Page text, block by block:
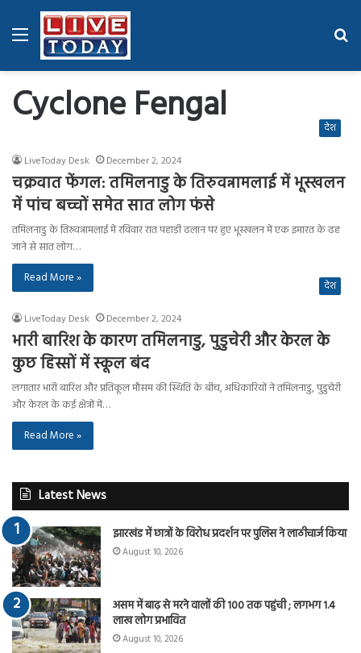
Menu
Cyclone Fengal देश
LiveToday Desk December 2, 2024
चक्रवात फेंगल: तमिलनाडु के तिरुवन्नामलाई में भूस्खलन
में पांच बच्चों समेत सात लोग फंसे
तमिलनाडु के तिरुवन्नामलाई में रविवार रात पहाड़ी ढलान पर हुए भूस्खलन में एक इमारत के ढह
जाने से सात लोग…
Read More »
देश
LiveToday Desk December 2, 2024
भारी बारिश के कारण तमिलनाडु, पुडुचेरी और केरल के
कुछ हिस्सों में स्कूल बंद
लगातार भारी बारिश और प्रतिकूल मौसम की स्थिति के बीच, अधिकारियों ने तमिलनाडु, पुडुचेरी
और केरल के कई क्षेत्रों में…
Read More »
Latest News
झारखंड में छात्रों के विरोध प्रदर्शन पर पुलिस ने लाठीचार्ज किया
August 10, 2026
असम में बाढ़ से मरने वालों की 100 तक पहुंची ; लगभग 1.4
लाख लोग प्रभावित
August 10, 2026